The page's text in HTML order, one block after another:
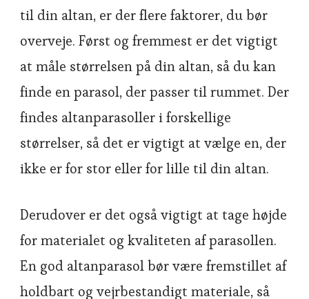
til din altan, er der flere faktorer, du bør
overveje. Først og fremmest er det vigtigt
at måle størrelsen på din altan, så du kan
finde en parasol, der passer til rummet. Der
findes altanparasoller i forskellige
størrelser, så det er vigtigt at vælge en, der
ikke er for stor eller for lille til din altan.
Derudover er det også vigtigt at tage højde
for materialet og kvaliteten af parasollen.
En god altanparasol bør være fremstillet af
holdbart og vejrbestandigt materiale, så